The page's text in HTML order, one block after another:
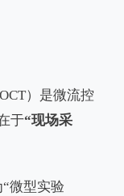
）是微流控
于“现场采
微型实验